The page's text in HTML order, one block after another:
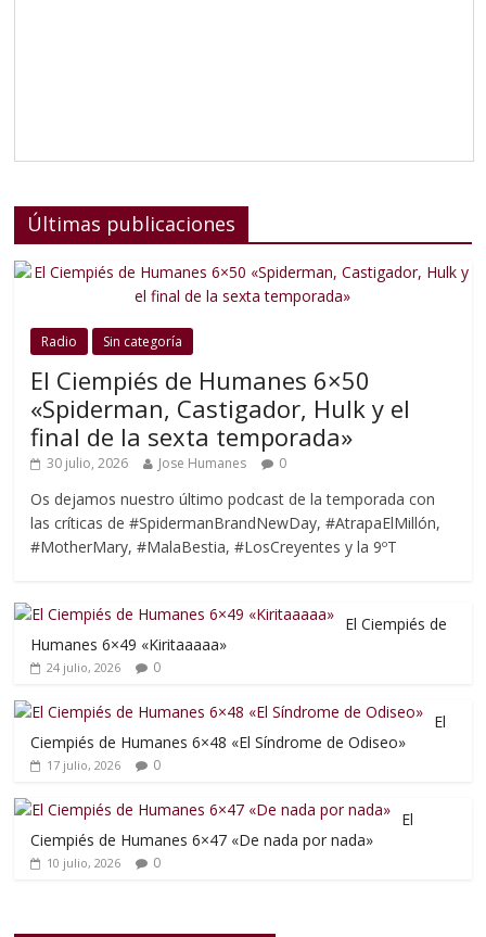
Últimas publicaciones
Radio Sin categoría
El Ciempiés de Humanes 6×50
«Spiderman, Castigador, Hulk y el
final de la sexta temporada»
30 julio, 2026 Jose Humanes 0
Os dejamos nuestro último podcast de la temporada con
las críticas de #SpidermanBrandNewDay, #AtrapaElMillón,
#MotherMary, #MalaBestia, #LosCreyentes y la 9ºT
El Ciempiés de
Humanes 6×49 «Kiritaaaaa»
24 julio, 2026 0
El
Ciempiés de Humanes 6×48 «El Síndrome de Odiseo»
17 julio, 2026 0
El
Ciempiés de Humanes 6×47 «De nada por nada»
10 julio, 2026 0